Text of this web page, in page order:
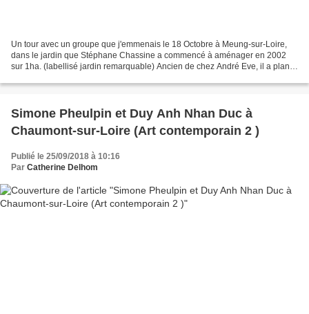
Un tour avec un groupe que j'emmenais le 18 Octobre à Meung-sur-Loire,
dans le jardin que Stéphane Chassine a commencé à aménager en 2002
sur 1ha. (labellisé jardin remarquable) Ancien de chez André Eve, il a planté
Simone Pheulpin et Duy Anh Nhan Duc à
Chaumont-sur-Loire (Art contemporain 2 )
Publié le 25/09/2018 à 10:16
Par Catherine Delhom